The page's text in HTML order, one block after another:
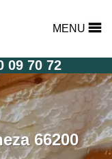
MENU
09 70 72
66200